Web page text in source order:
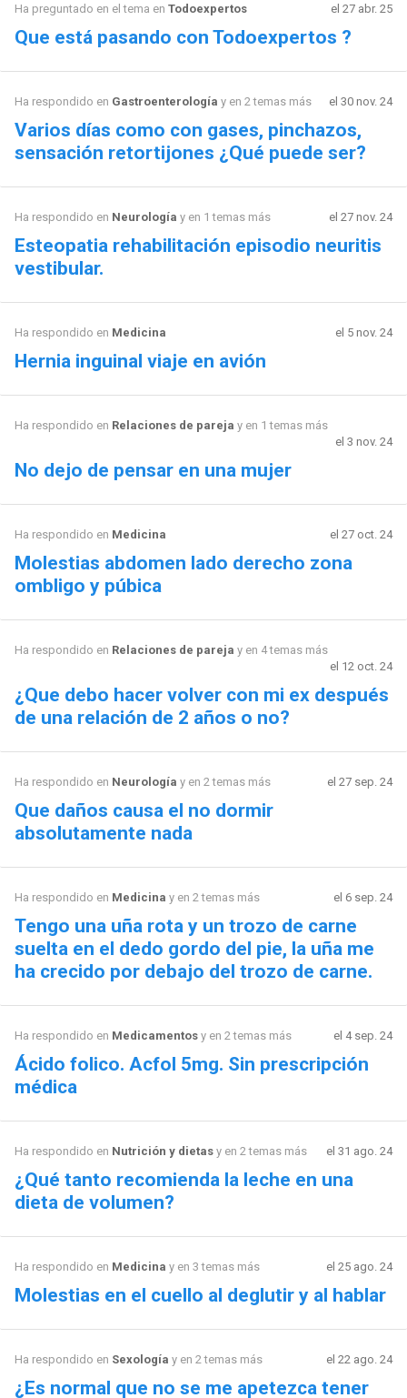
Ha preguntado en el tema en Todoexpertos el 27 abr. 25
Que está pasando con Todoexpertos ?
Ha respondido en Gastroenterología y en 2 temas más el 30 nov. 24
Varios días como con gases, pinchazos,
sensación retortijones ¿Qué puede ser?
Ha respondido en Neurología y en 1 temas más el 27 nov. 24
Esteopatia rehabilitación episodio neuritis
vestibular.
Ha respondido en Medicina el 5 nov. 24
Hernia inguinal viaje en avión
Ha respondido en Relaciones de pareja y en 1 temas más
el 3 nov. 24
No dejo de pensar en una mujer
Ha respondido en Medicina el 27 oct. 24
Molestias abdomen lado derecho zona
ombligo y púbica
Ha respondido en Relaciones de pareja y en 4 temas más
el 12 oct. 24
¿Que debo hacer volver con mi ex después
de una relación de 2 años o no?
Ha respondido en Neurología y en 2 temas más el 27 sep. 24
Que daños causa el no dormir
absolutamente nada
Ha respondido en Medicina y en 2 temas más el 6 sep. 24
Tengo una uña rota y un trozo de carne
suelta en el dedo gordo del pie, la uña me
ha crecido por debajo del trozo de carne.
Ha respondido en Medicamentosy en 2 temas más el 4 sep. 24
Ácido folico. Acfol 5mg. Sin prescripción
médica
Ha respondido en Nutrición y dietasy en 2 temas más el 31 ago. 24
¿Qué tanto recomienda la leche en una
dieta de volumen?
Ha respondido en Medicina y en 3 temas más el 25 ago. 24
Molestias en el cuello al deglutir y al hablar
Ha respondido en Sexología y en 2 temas más el 22 ago. 24
¿Es normal que no se me apetezca tener